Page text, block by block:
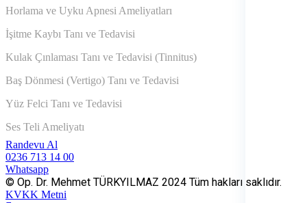
Horlama ve Uyku Apnesi Ameliyatları
İşitme Kaybı Tanı ve Tedavisi
Kulak Çınlaması Tanı ve Tedavisi (Tinnitus)
Baş Dönmesi (Vertigo) Tanı ve Tedavisi
Yüz Felci Tanı ve Tedavisi
Ses Teli Ameliyatı
Randevu Al
0236 713 14 00
Whatsapp
© Op. Dr. Mehmet TÜRKYILMAZ 2024 Tüm hakları saklıdır.
KVKK Metni